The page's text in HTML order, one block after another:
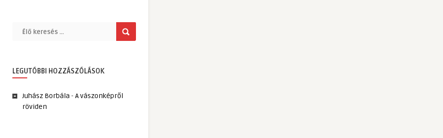
LEGUTÓBBI HOZZÁSZÓLÁSOK
Juhász Borbála - A vászonképről
röviden